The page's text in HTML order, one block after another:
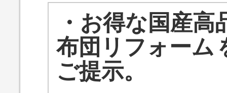
・お得な国産
布団リフォーム
ご提示。